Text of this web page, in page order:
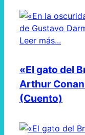
Leer más...
«El gato del
Arthur
(Cuento)